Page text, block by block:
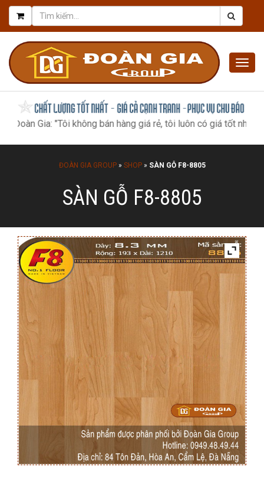
"Tôi không bán hàng giá rẻ, tôi luôn có giá tốt nhất, như một
ĐOÀN GIA GROUP» SHOP» SÀN GỖ F8-8805
SÀN GỖ F8-8805